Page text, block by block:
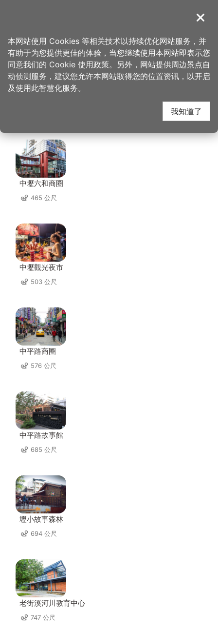
導覽
首页 > 想去的地方 > 住宿 > 168汽车旅馆(中坜二馆)
168汽车旅馆(中坜二
馆) 周边景点
中壢六和商圈
465 公尺
中壢觀光夜市
503 公尺
中平路商圈
576 公尺
中平路故事館
685 公尺
壢小故事森林
694 公尺
老街溪河川教育中心
747 公尺
关闭
本网站使用 Cookies 等相关技术以持续优化网站服务，并
有助于为您提供更佳的体验，当您继续使用本网站即表示您
同意我们的 Cookie 使用政策。另外，网站提供周边景点自
动侦测服务，建议您允许本网站取得您的位置资讯，以开启
及使用此智慧化服务。
我知道了